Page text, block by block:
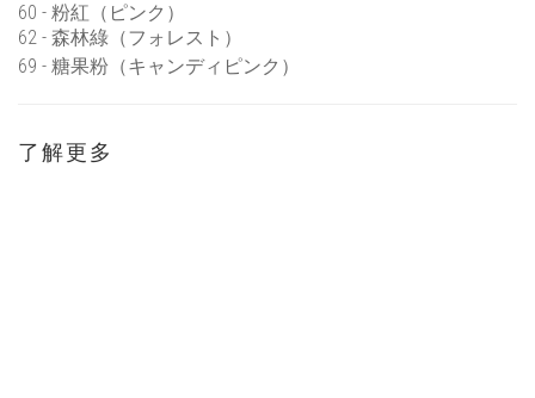
60 - 粉紅（ ピンク ）
62 - 森林綠（フォレスト ）
69 - 糖果粉（キャンディピンク ）
了解更多